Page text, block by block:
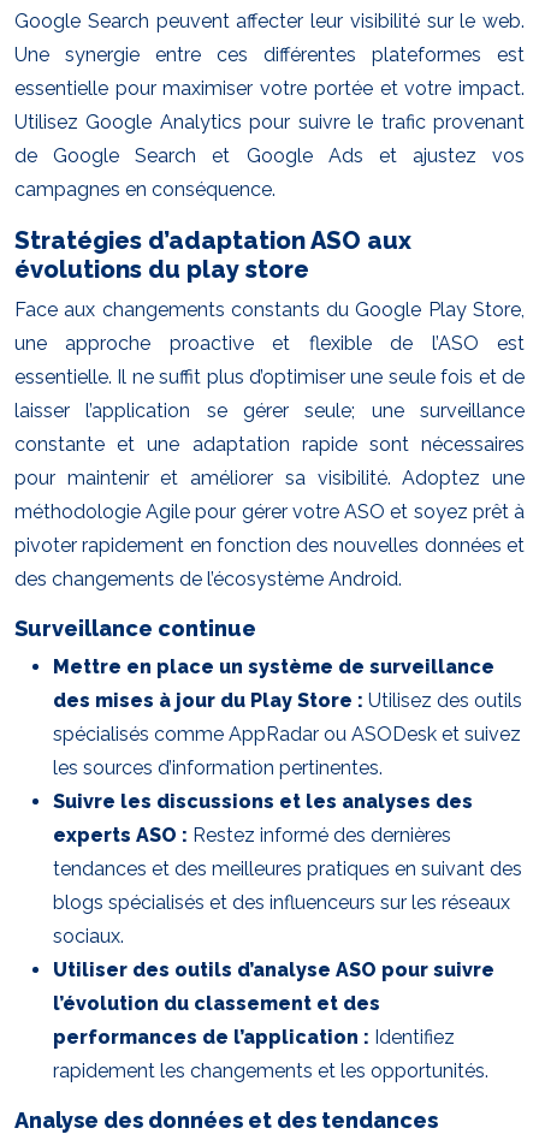
Google Search peuvent affecter leur visibilité sur le web.
Une synergie entre ces différentes plateformes est
essentielle pour maximiser votre portée et votre impact.
Utilisez Google Analytics pour suivre le trafic provenant
de Google Search et Google Ads et ajustez vos
campagnes en conséquence.
Stratégies d’adaptation ASO aux
évolutions du play store
Face aux changements constants du Google Play Store,
une approche proactive et flexible de l’ASO est
essentielle. Il ne suffit plus d’optimiser une seule fois et de
laisser l’application se gérer seule; une surveillance
constante et une adaptation rapide sont nécessaires
pour maintenir et améliorer sa visibilité. Adoptez une
méthodologie Agile pour gérer votre ASO et soyez prêt à
pivoter rapidement en fonction des nouvelles données et
des changements de l’écosystème Android.
Surveillance continue
Mettre en place un système de surveillance
des mises à jour du Play Store : Utilisez des outils
spécialisés comme AppRadar ou ASODesk et suivez
les sources d’information pertinentes.
Suivre les discussions et les analyses des
experts ASO : Restez informé des dernières
tendances et des meilleures pratiques en suivant des
blogs spécialisés et des influenceurs sur les réseaux
sociaux.
Utiliser des outils d’analyse ASO pour suivre
l’évolution du classement et des
performances de l’application : Identifiez
rapidement les changements et les opportunités.
Analyse des données et des tendances